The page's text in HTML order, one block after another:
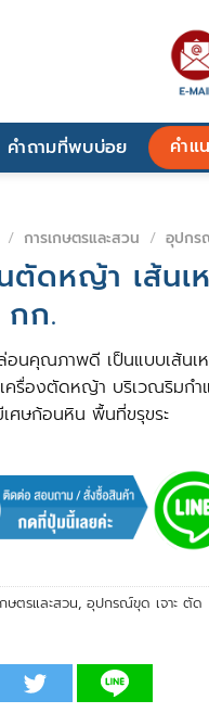
คำถามที่พบบ่อย คำแ
/ การเกษตรและสวน / อุปกร
ตัดหญ้า เส้น
ก.
อนคุณภาพดี เป็นแบบเส้นเ
ครื่องตัดหญ้า บริเวณริมก
ศษก้อนหิน พื้นที่ขรุขระ
ษตรและสวน, อุปกรณ์ขุด เจาะ ตัด